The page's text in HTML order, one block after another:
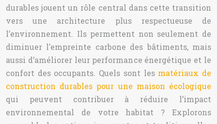
durables jouent un rôle central dans cette transition
vers une architecture plus respectueuse de
l’environnement. Ils permettent non seulement de
diminuer l’empreinte carbone des bâtiments, mais
aussi d’améliorer leur performance énergétique et le
confort des occupants. Quels sont les matériaux de
construction durables pour une maison écologique
qui peuvent contribuer à réduire l’impact
environnemental de votre habitat ? Explorons